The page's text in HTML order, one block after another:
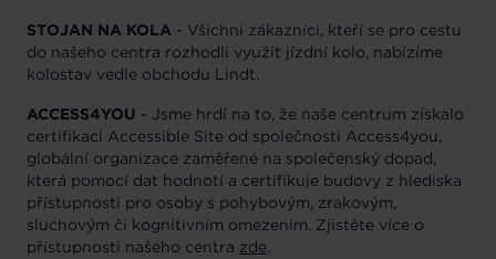
STOJAN NA KOLA - Všichni zákazníci, kteří se pro cestu
do našeho centra rozhodli využít jízdní kolo, nabízíme
kolostav vedle obchodu Lindt.
ACCESS4YOU - Jsme hrdí na to, že naše centrum získalo
certifikaci Accessible Site od společnosti Access4you,
globální organizace zaměřené na společenský dopad,
která pomocí dat hodnotí a certifikuje budovy z hlediska
přístupnosti pro osoby s pohybovým, zrakovým,
sluchovým či kognitivním omezením. Zjistěte více o
přístupnosti našeho centra zde.